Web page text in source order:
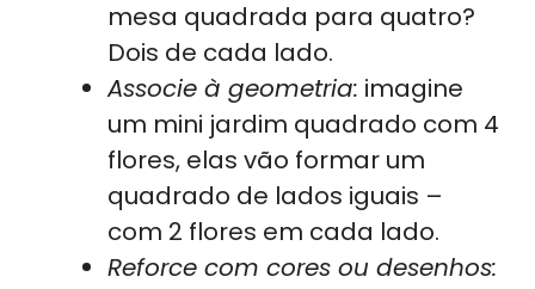
mesa quadrada para quatro?
Dois de cada lado.
Associe à geometria: imagine
um mini jardim quadrado com 4
flores, elas vão formar um
quadrado de lados iguais –
com 2 flores em cada lado.
Reforce com cores ou desenhos: